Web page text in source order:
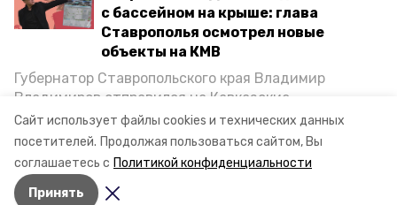
Сайт использует файлы cookies и технических данных
посетителей. Продолжая пользоваться сайтом, Вы
соглашаетесь с Политикой конфиденциальности
Принять
с бассейном на крыше: глава
Ставрополья осмотрел новые
объекты на КМВ
Губернатор Ставропольского края Владимир
Владимиров отправился на Кавказские
Минеральные Воды, чтобы проинспектировать
строительство объектов в Кисловодске и
Минводах, а также выслушать предложения о
постройке новых точек притяжения для местных
жителей. Подробнее — в материале «Победы26».
Минераловодского округа
зарегистрировал в Росреестре нежилые
здания, которых на самом деле не было.
Тем самым оннанёс ущербместной
администрации в размере 1,9 миллиона
рублей.
Авторы: Сергей Гаврилюк